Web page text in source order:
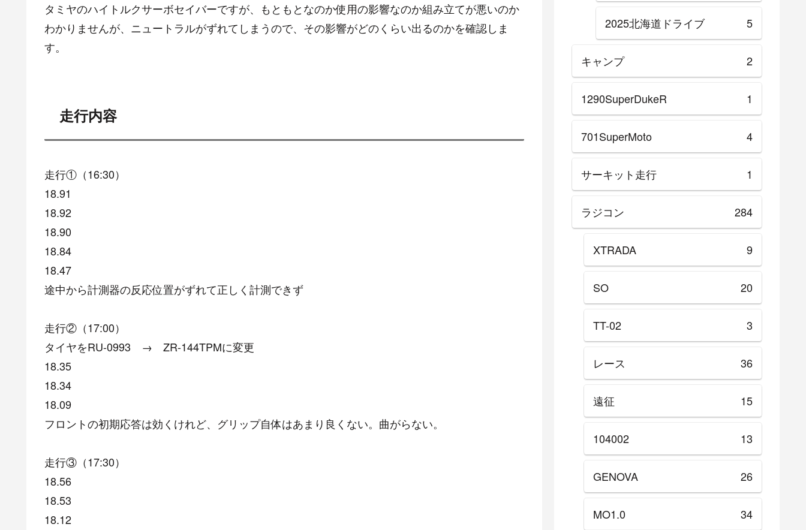
タミヤのハイトルクサーボセイバーですが、もともとなのか使用の影響なのか組み立てが悪いのか
わかりませんが、ニュートラルがずれてしまうので、その影響がどのくらい出るのかを確認しま
す。
走行内容
走行①（16:30）
18.91
18.92
18.90
18.84
18.47
途中から計測器の反応位置がずれて正しく計測できず
走行②（17:00）
タイヤをRU-0993 → ZR-144TPMに変更
18.35
18.34
18.09
フロントの初期応答は効くけれど、グリップ自体はあまり良くない。曲がらない。
走行③（17:30）
18.56
18.53
18.12
2025北海道ドライブ 5
キャンプ 2
1290SuperDukeR 1
701SuperMoto 4
サーキット走行 1
ラジコン 284
XTRADA 9
SO 20
TT-02 3
レース 36
遠征 15
104002 13
GENOVA 26
MO1.0 34